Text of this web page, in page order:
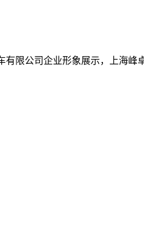
有限公司企业形象展示，上海